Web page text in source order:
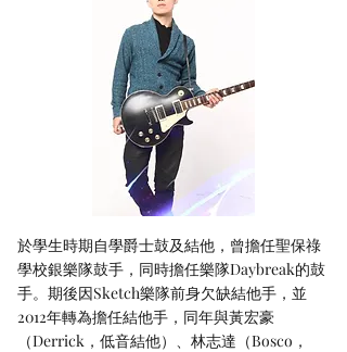
於學生時期自學爵士鼓及結他，曾擔任聖保祿
學校銀樂隊鼓手，同時擔任樂隊Daybreak的鼓
手。期後因Sketch樂隊前身欠缺結他手，並
2012年轉為擔任結他手，同年與黃宏豪
（Derrick，低音結他）、林志達（Bosco，